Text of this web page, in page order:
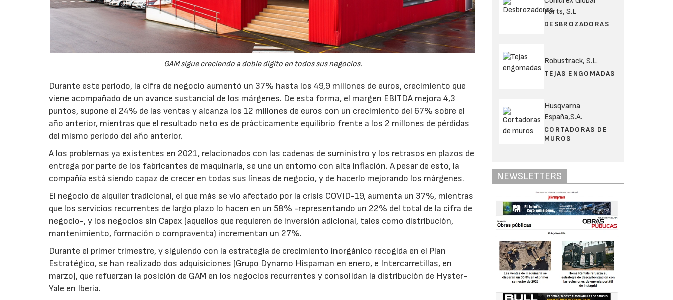
GAM sigue creciendo a doble dígito en todos sus negocios.
Durante este periodo, la cifra de negocio aumentó un 37% hasta los 49,9 millones de euros, crecimiento que
viene acompañado de un avance sustancial de los márgenes. De esta forma, el margen EBITDA mejora 4,3
puntos, supone el 24% de las ventas y alcanza los 12 millones de euros con un crecimiento del 67% sobre el
año anterior, mientras que el resultado neto es de prácticamente equilibrio frente a los 2 millones de pérdidas
del mismo periodo del año anterior.
A los problemas ya existentes en 2021, relacionados con las cadenas de suministro y los retrasos en plazos de
entrega por parte de los fabricantes de maquinaria, se une un entorno con alta inflación. A pesar de esto, la
compañía está siendo capaz de crecer en todas sus líneas de negocio, y de hacerlo mejorando los márgenes.
El negocio de alquiler tradicional, el que más se vio afectado por la crisis COVID-19, aumenta un 37%, mientras
que los servicios recurrentes de largo plazo lo hacen en un 58% -representando un 22% del total de la cifra de
negocio-, y los negocios sin Capex (aquellos que requieren de inversión adicional, tales como distribución,
mantenimiento, formación o compraventa) incrementan un 27%.
Durante el primer trimestre, y siguiendo con la estrategia de crecimiento inorgánico recogida en el Plan
Estratégico, se han realizado dos adquisiciones (Grupo Dynamo Hispaman en enero, e Intercarretillas, en
marzo), que refuerzan la posición de GAM en los negocios recurrentes y consolidan la distribución de Hyster-
Yale en Iberia.
Parts, S.L
DESBROZADORAS
Robustrack, S.L.
TEJAS ENGOMADAS
Husqvarna
España,S.A.
CORTADORAS DE
MUROS
NEWSLETTERS